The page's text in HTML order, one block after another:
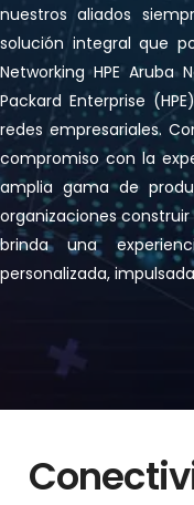
nuestros aliados
solución integral que
Networking HPE Aruba
Packard Enterprise
redes empresariales.
compromiso con la
amplia gama de
organizaciones
brinda una
personalizada,